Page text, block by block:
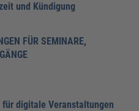
und Kündigung
FÜR SEMINARE,
digitale Veranstaltungen